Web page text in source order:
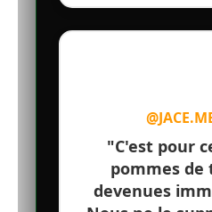
"C'est pour
pommes
devenues